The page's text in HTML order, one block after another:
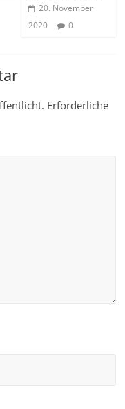
20. November
2020
0
Erforderliche